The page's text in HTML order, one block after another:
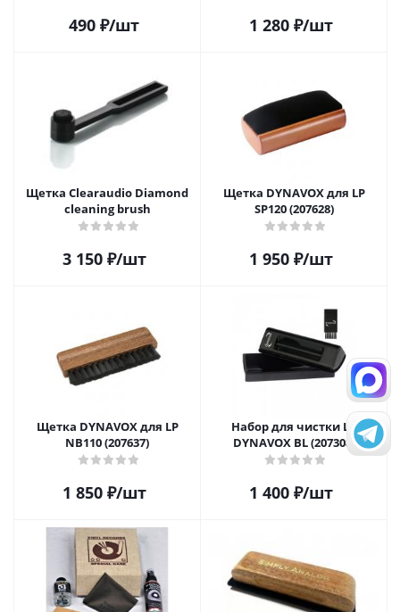
490 ₽/шт 1 280₽/шт
Щетка Clearaudio Diamond
cleaning brush
3 150₽/шт
Щетка DYNAVOX для LP
SP120 (207628)
1 950₽/шт
Щетка DYNAVOX для LP
NB110 (207637)
1 850₽/шт
Набор для чистки LP
DYNAVOX BL (207308)
1 400₽/шт